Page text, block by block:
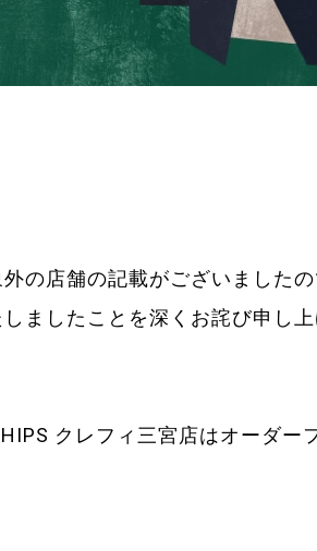
の店舗の記載がございましたの
ましたことを深くお詫び申し上
クレフィ三宮店はオーダー